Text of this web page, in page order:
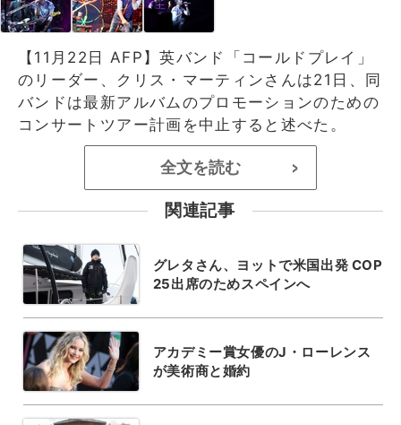
【11月22日 AFP】英バンド「コールドプレイ」
のリーダー、クリス・マーティンさんは21日、同
バンドは最新アルバムのプロモーションのための
コンサートツアー計画を中止すると述べた。
全文を読む >
関連記事
グレタさん、ヨットで米国出発 COP
25出席のためスペインへ
アカデミー賞女優のJ・ローレンス
が美術商と婚約